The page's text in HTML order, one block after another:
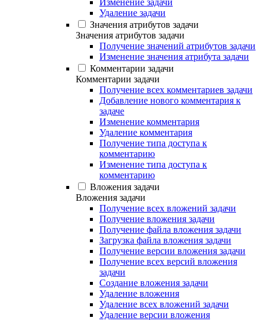
Изменение задачи
Удаление задачи
Значения атрибутов задачи
Значения атрибутов задачи
Получение значений атрибутов задачи
Изменение значения атрибута задачи
Комментарии задачи
Комментарии задачи
Получение всех комментариев задачи
Добавление нового комментария к
задаче
Изменение комментария
Удаление комментария
Получение типа доступа к
комментарию
Изменение типа доступа к
комментарию
Вложения задачи
Вложения задачи
Получение всех вложений задачи
Получение вложения задачи
Получение файла вложения задачи
Загрузка файла вложения задачи
Получение версии вложения задачи
Получение всех версий вложения
задачи
Создание вложения задачи
Удаление вложения
Удаление всех вложений задачи
Удаление версии вложения